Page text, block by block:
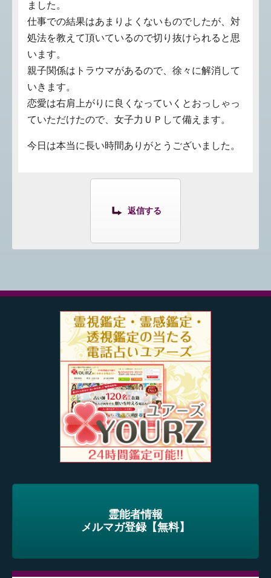
ました。
仕事での結果はあまりよくないものでしたが、対
処法を教えて頂いているので切り抜けられると思
います。
親子関係はトラウマがあるので、徐々に解消して
いきます。
恋愛は右肩上がりに良くなっていくとおっしゃっ
ていただけたので、女子力ＵＰして備えます。
今日は本当に長い時間ありがとうございました。
返信する
霊能者情報
メルマガ登録【無料】